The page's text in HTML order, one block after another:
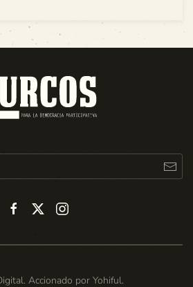
Accionado por Yohiful.